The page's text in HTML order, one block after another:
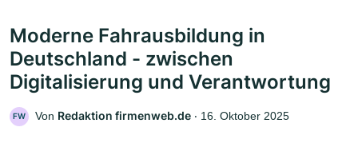
Moderne Fahrausbildung in
Deutschland - zwischen
Digitalisierung und Verantwortung
FW Von Redaktion firmenweb.de ‧ 16. Oktober 2025